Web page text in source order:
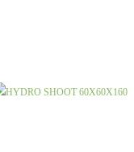
HYDRO SHOOT 60X60X160